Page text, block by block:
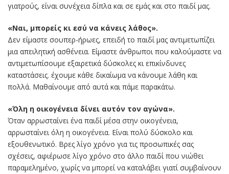
γιατρούς, είναι συνέχεια δίπλα και σε εμάς και στο παιδί μας.
«Ναι, μπορείς κι εσύ να κάνεις λάθος».
Δεν είμαστε σουπερ-ήρωες, επειδή το παιδί μας αντιμετωπίζει
μια απειλητική ασθένεια. Είμαστε άνθρωποι που καλούμαστε να
αντιμετωπίσουμε εξαιρετικά δύσκολες κι επικίνδυνες
καταστάσεις. έχουμε κάθε δικαίωμα να κάνουμε λάθη και
πολλά. Μαθαίνουμε από αυτά και πάμε παρακάτω.
«Όλη η οικογένεια δίνει αυτόν τον αγώνα».
Όταν αρρωσταίνει ένα παιδί μέσα στην οικογένεια,
αρρωσταίνει όλη η οικογένεια. Είναι πολύ δύσκολο και
εξουθενωτικό. Βρες λίγο χρόνο για τις προσωπικές σας
σχέσεις, αφιέρωσε λίγο χρόνο στο άλλο παιδί που νιώθει
παραμελημένο, χωρίς να μπορεί να καταλάβει γιατί συμβαίνουν